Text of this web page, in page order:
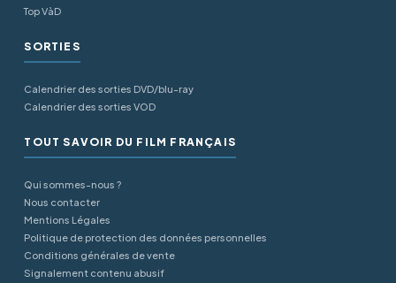
Top VàD
SORTIES
Calendrier des sorties DVD/blu-ray
Calendrier des sorties VOD
TOUT SAVOIR DU FILM FRANÇAIS
Qui sommes-nous ?
Nous contacter
Mentions Légales
Politique de protection des données personnelles
Conditions générales de vente
Signalement contenu abusif